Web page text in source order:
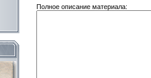
Полное описание материала: